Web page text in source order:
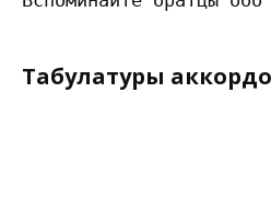
Табулатуры